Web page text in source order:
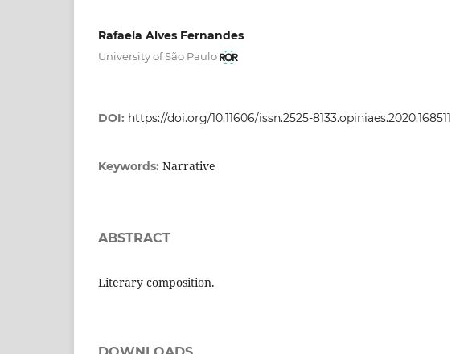
Rafaela Alves Fernandes
University of São Paulo
DOI: https://doi.org/10.11606/issn.2525-8133.opiniaes.2020.168511
Keywords: Narrative
ABSTRACT
Literary composition.